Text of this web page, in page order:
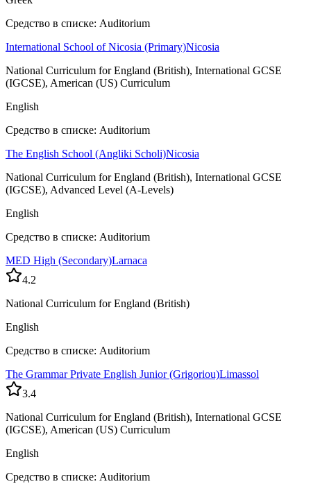
Средство в списке: Auditorium
International School of Nicosia (Primary)Nicosia
National Curriculum for England (British), International GCSE
(IGCSE), American (US) Curriculum
English
Средство в списке: Auditorium
The English School (Angliki Scholi)Nicosia
National Curriculum for England (British), International GCSE
(IGCSE), Advanced Level (A-Levels)
English
Средство в списке: Auditorium
MED High (Secondary)Larnaca
4.2
National Curriculum for England (British)
English
Средство в списке: Auditorium
The Grammar Private English Junior (Grigoriou)Limassol
3.4
National Curriculum for England (British), International GCSE
(IGCSE), American (US) Curriculum
English
Средство в списке: Auditorium